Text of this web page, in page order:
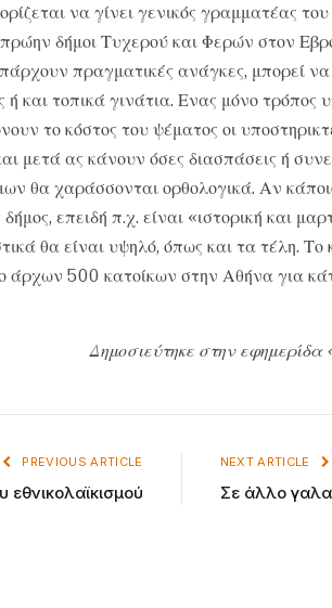
να γίνει γενικός γραμματέας
πρώην δήμοι Τυχερού και Φερών στον
πραγματικές ανάγκες, μπορεί να
και τοπικά γινάτια. Ενας μόνο τρόπος
το κόστος του ψέματος οι
μετά ας κάνουν όσες διασπάσεις ή
θα χαράσσονται ορθολογικά. Αν
επειδή π.χ. είναι «ιστορική και
θα είναι υψηλό, όπως και τα τέλη.
ο άρχων 500 κατοίκων στην Αθήνα για
Δημοσιεύτηκε στην
PREVIOUS ARTICLE
εθνικολαϊκισμού
NEXT ARTICLE
Σε άλλο